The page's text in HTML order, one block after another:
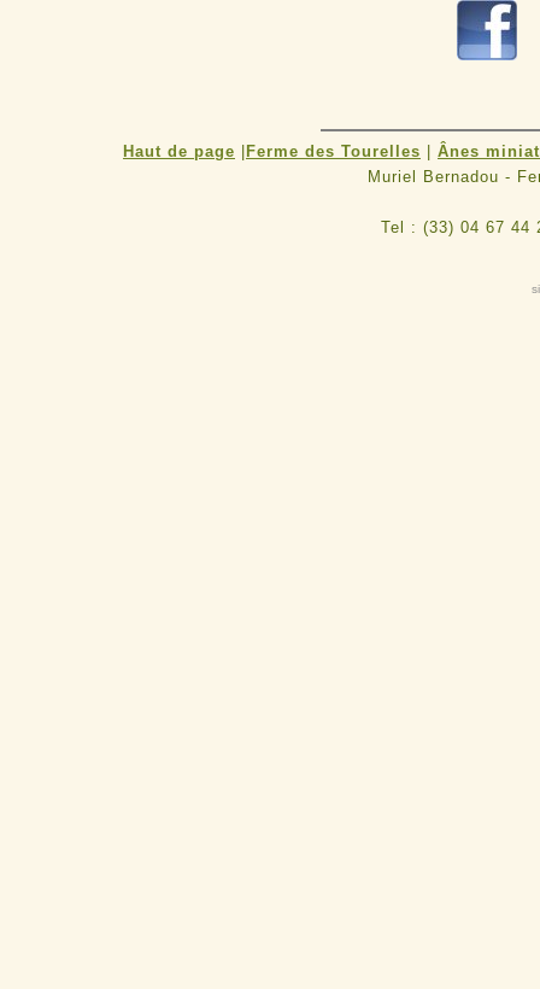
Haut de page Ferme des Tourelles
Ânes
Muriel Bernadou -
Tel : (33) 04 67 44